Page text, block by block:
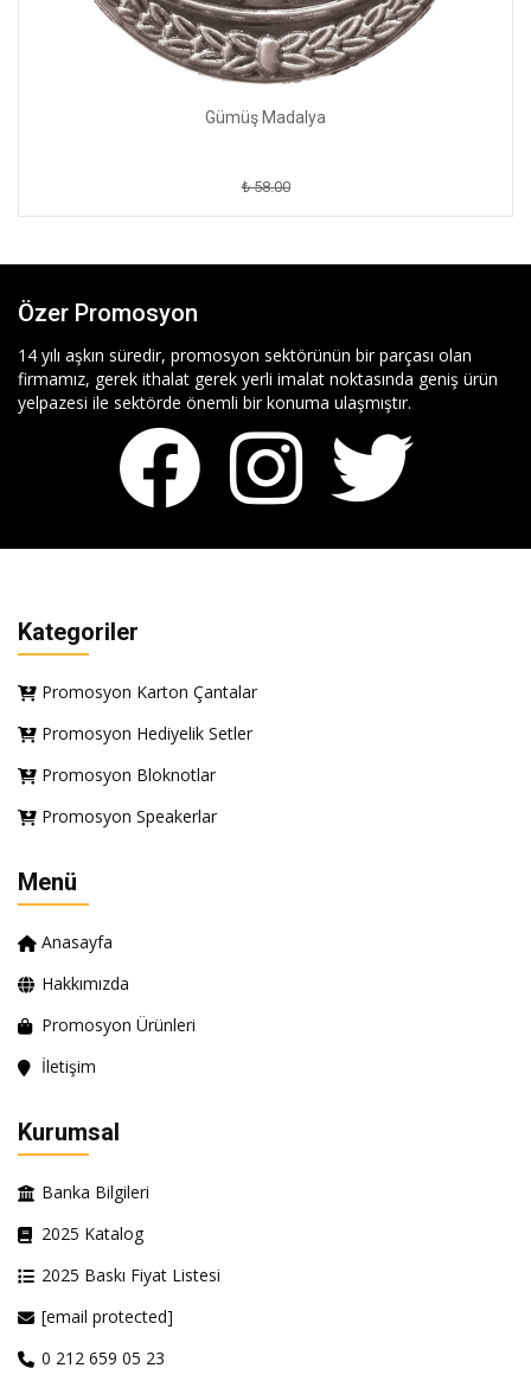
Gümüş Madalya
₺ 58.00
Özer Promosyon
14 yılı aşkın süredir, promosyon sektörünün bir parçası olan
firmamız, gerek ithalat gerek yerli imalat noktasında geniş ürün
yelpazesi ile sektörde önemli bir konuma ulaşmıştır.
Kategoriler
Promosyon Karton Çantalar
Promosyon Hediyelik Setler
Promosyon Bloknotlar
Promosyon Speakerlar
Menü
Anasayfa
Hakkımızda
Promosyon Ürünleri
İletişim
Kurumsal
Banka Bilgileri
2025 Katalog
2025 Baskı Fiyat Listesi
[email protected]
0 212 659 05 23